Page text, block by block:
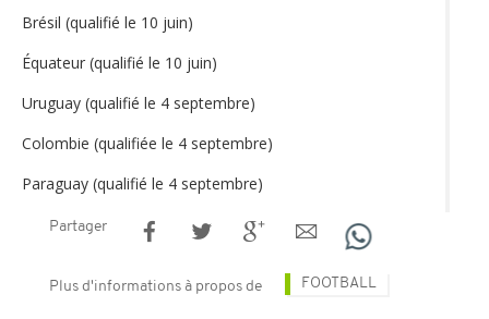
Brésil (qualifié le 10 juin)
Équateur (qualifié le 10 juin)
Uruguay (qualifié le 4 septembre)
Colombie (qualifiée le 4 septembre)
Paraguay (qualifié le 4 septembre)
Partager
Plus d'informations à propos de FOOTBALL